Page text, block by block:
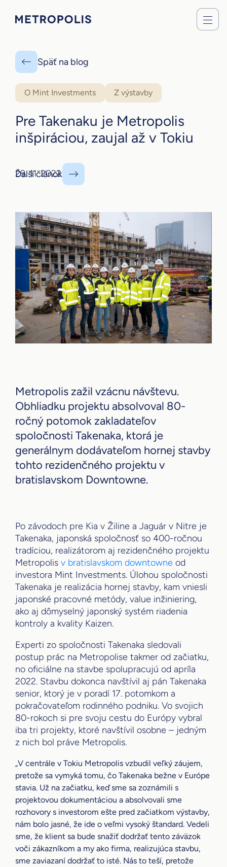
O Mint Investments Z výstavby
Pre Takenaku je Metropolis
inšpiráciou, zaujal až v Tokiu
29. 11. 2022
Späť na blog
Ďalší článok
Metropolis zažil vzácnu návštevu.
Obhliadku projektu absolvoval 80-
ročný potomok zakladateľov
spoločnosti Takenaka, ktorá je
generálnym dodávateľom hornej stavby
tohto rezidenčného projektu v
bratislavskom Downtowne.
Po závodoch pre Kia v Žiline a Jaguár v Nitre je
Takenaka, japonská spoločnosť so 400-ročnou
tradíciou, realizátorom aj rezidenčného projektu
Metropolis v bratislavskom downtowne od
investora Mint Investments. Úlohou spoločnosti
Takenaka je realizácia hornej stavby, kam vniesli
japonské pracovné metódy, value inžiniering,
ako aj dômyselný japonský systém riadenia
kontroly a kvality Kaizen.
Experti zo spoločnosti Takenaka sledovali
postup prác na Metropolise takmer od začiatku,
no oficiálne na stavbe spolupracujú od apríla
2022. Stavbu dokonca navštívil aj pán Takenaka
senior, ktorý je v poradí 17. potomkom a
pokračovateľom rodinného podniku. Vo svojich
80-rokoch si pre svoju cestu do Európy vybral
iba tri projekty, ktoré navštívil osobne – jedným
z nich bol práve Metropolis.
„V centrále v Tokiu Metropolis vzbudil veľký záujem,
pretože sa vymyká tomu, čo Takenaka bežne v Európe
stavia. Už na začiatku, keď sme sa zoznámili s
projektovou dokumentáciou a absolvovali sme
rozhovory s investorom ešte pred začiatkom výstavby,
nám bolo jasné, že ide o veľmi vysoký štandard. Vedeli
sme, že klient sa bude snažiť dodržať tento záväzok
voči zákazníkom a my ako firma, realizujúca stavbu,
sme zaviazaní dodržať to isté. Nás to teší, pretože